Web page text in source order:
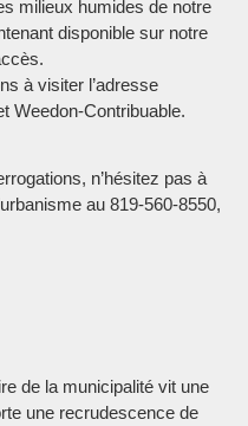
milieux humides de notre
disponible sur notre
à visiter l’adresse
Weedon-Contribuable.
n’hésitez pas à
au 819-560-8550,
de la municipalité vit une
une recrudescence de